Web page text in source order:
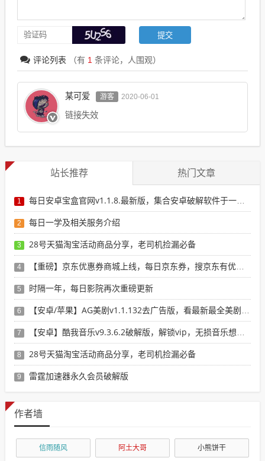
评论列表 （有 1 条评论， 人围观）
某可爱 游客 2020-06-01
链接失效
站长推荐 热门文章
1 每日安卓宝盒官网v1.1.8.最新版，集合安卓破解软件于一体，新增全网搜索引擎
2 每日一学及相关服务介绍
3 28号天猫淘宝活动商品分享，老司机捡漏必备
4 【重磅】京东优惠券商城上线，每日京东券，搜京东有优惠的商品
5 时隔一年，每日影院再次重磅更新
6 【安卓/苹果】AG美剧v1.1.132去广告版，看最新最全美剧选这个就行了！
7 【安卓】酷我音乐v9.3.6.2破解版，解锁vip，无损音乐想下就下！
8 28号天猫淘宝活动商品分享，老司机捡漏必备
9 雷霆加速器永久会员破解版
作者墙
信雨随风 阿土大哥 小熊饼干